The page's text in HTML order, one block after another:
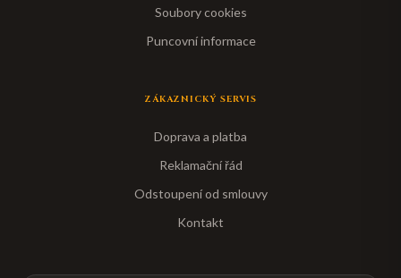
Soubory cookies
Puncovní informace
ZÁKAZNICKÝ SERVIS
Doprava a platba
Reklamační řád
Odstoupení od smlouvy
Kontakt